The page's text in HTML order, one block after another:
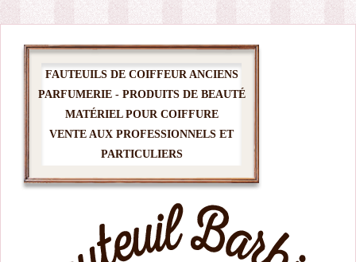
FAUTEUILS DE COIFFEUR ANCIENS
PARFUMERIE - PRODUITS DE BEAUTÉ
MATÉRIEL POUR COIFFURE
VENTE AUX PROFESSIONNELS ET
PARTICULIERS